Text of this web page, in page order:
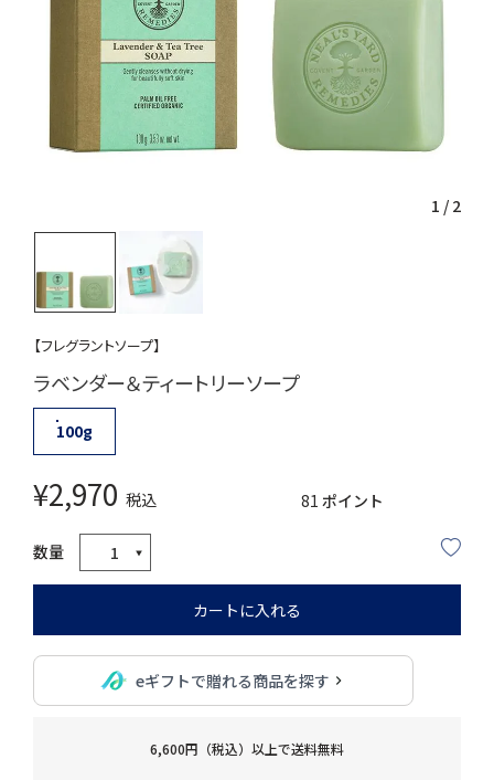
1 / 2
【フレグラントソープ】
ラベンダー＆ティートリーソープ
100g
¥2,970 税込 81 ポイント
カートに入れる
eギフトで贈れる商品を探す
6,600円（税込）以上で送料無料